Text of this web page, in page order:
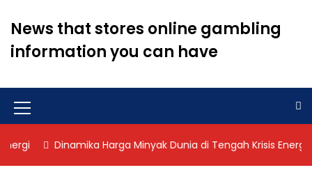
News that stores online gambling
information you can have
M
e
n
Dinamika Harga Minyak Dunia di Tengah Krisis Energi